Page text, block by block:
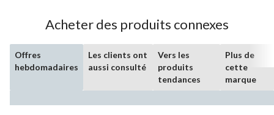
Acheter des produits connexes
Offres
hebdomadaires
Les clients ont
aussi consulté
Vers les
produits
tendances
Plus de
cette
marque